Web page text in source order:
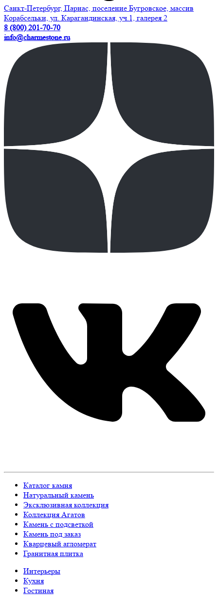
Санкт-Петербург, Парнас, поселение Бугровское, массив
Корабсельки, ул. Карагандинская, уч.1, галерея 2
8 (800) 201-70-70
info@charmestone.ru
Каталог камня
Натуральный камень
Эксклюзивная коллекция
Коллекция Агатов
Камень с подсветкой
Камень под заказ
Кварцевый агломерат
Гранитная плитка
Интерьеры
Кухня
Гостиная